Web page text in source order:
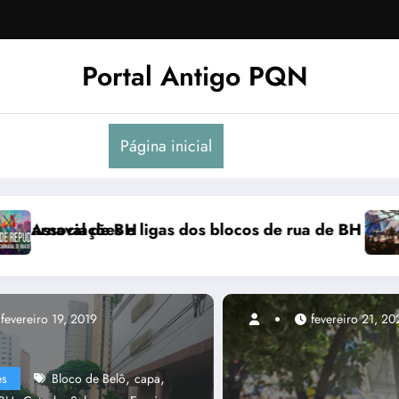
Portal Antigo PQN
Página inicial
em nota de repúdio
Rocknights lança a primeira parte do DVD “Acoustic
Bloco de Belô,capa,
fevereiro 19, 2019